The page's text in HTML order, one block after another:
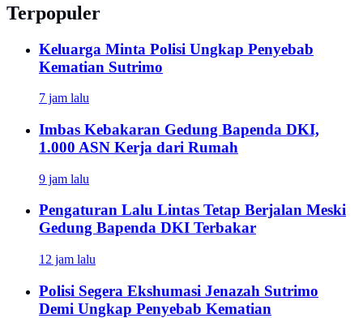
Terpopuler
Keluarga Minta Polisi Ungkap Penyebab
Kematian Sutrimo
7 jam lalu
Imbas Kebakaran Gedung Bapenda DKI,
1.000 ASN Kerja dari Rumah
9 jam lalu
Pengaturan Lalu Lintas Tetap Berjalan Meski
Gedung Bapenda DKI Terbakar
12 jam lalu
Polisi Segera Ekshumasi Jenazah Sutrimo
Demi Ungkap Penyebab Kematian